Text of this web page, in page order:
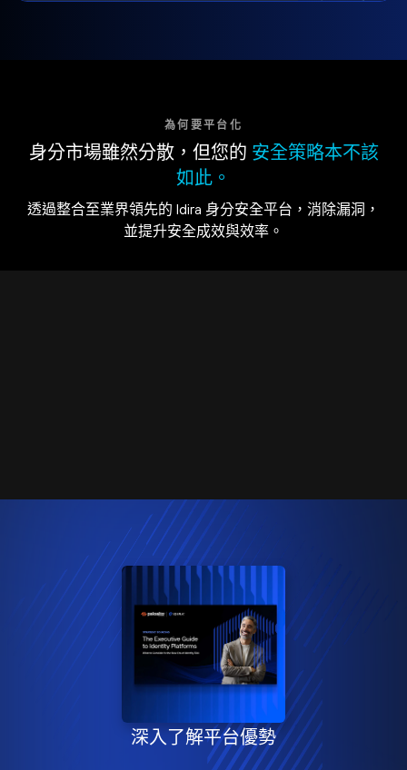
為何要平台化
身分市場雖然分散，但您的 安全策略本不該
如此。
透過整合至業界領先的 Idira 身分安全平台，消除漏洞，
並提升安全成效與效率。
深入了解平台優勢